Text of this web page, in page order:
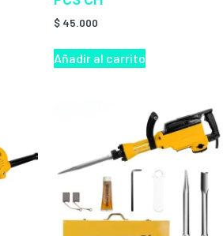
$ 45.000
Añadir al carrito